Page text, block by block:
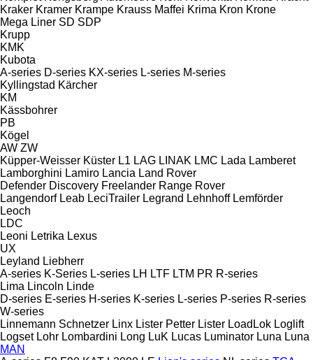
Kraker Kramer Krampe Krauss Maffei Krima Kron Krone
Mega Liner SD SDP
Krupp
KMK
Kubota
A-series D-series KX-series L-series M-series
Kyllingstad Kärcher
KM
Kässbohrer
PB
Kögel
AW ZW
Küpper-Weisser Küster L1 LAG LINAK LMC Lada Lamberet
Lamborghini Lamiro Lancia Land Rover
Defender Discovery Freelander Range Rover
Langendorf Leab LeciTrailer Legrand Lehnhoff Lemförder
Leoch
LDC
Leoni Letrika Lexus
UX
Leyland Liebherr
A-series K-Series L-series LH LTF LTM PR R-series
Lima Lincoln Linde
D-series E-series H-series K-series L-series P-series R-series
W-series
Linnemann Schnetzer Linx Lister Petter Lister LoadLok Loglift
Logset Lohr Lombardini Long LuK Lucas Luminator Luna Luna
MAN